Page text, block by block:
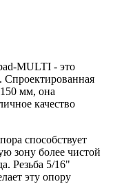
MULTI - это
мм, она
качество
способствует
зону более чистой
Резьба 5/16"
эту опору